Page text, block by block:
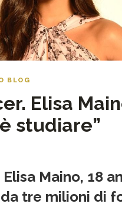
BLOG
Elisa
studiare”
Maino, 18
tre milioni di